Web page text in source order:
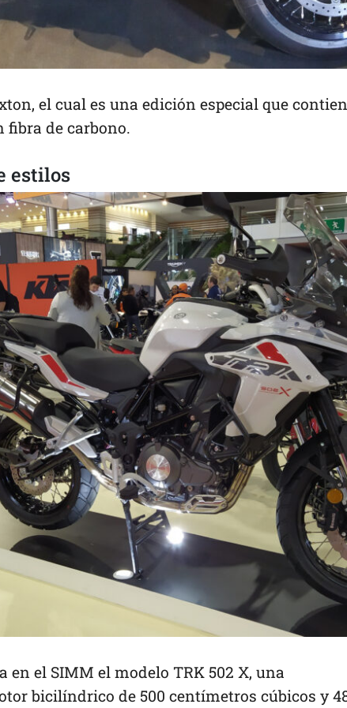
el cual es una edición especial que
fibra de carbono.
estilos
el SIMM el modelo TRK 502 X, una
bicilíndrico de 500 centímetros cúbicos y